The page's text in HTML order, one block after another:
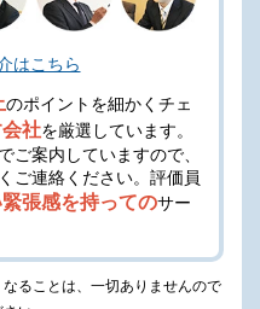
はこちら
のポイントを細かくチェ
社を厳選しています。
ご案内していますので、
ご連絡ください。 評価員
緊張感を持ってのサー
ることは、一切ありませんので